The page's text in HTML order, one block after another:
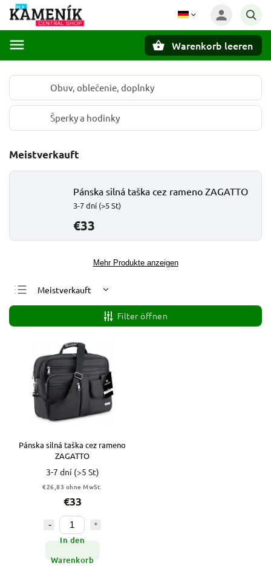
Warenkorb leeren
Obuv, oblečenie, doplnky
Šperky a hodinky
Meistverkauft
Pánska silná taška cez rameno ZAGATTO
3-7 dní (>5 St)
€33
Mehr Produkte anzeigen
Meistverkauft
Günstigste
Teuerste
Alphabetisch
Filter öffnen
Pánska silná taška cez rameno
ZAGATTO
3-7 dní (>5 St)
€26,83 ohne MwSt.
€33
In den
Warenkorb